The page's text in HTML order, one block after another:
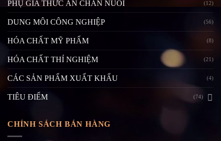
PHỤ GIA THỨC ĂN CHĂN NUÔI (12)
DUNG MÔI CÔNG NGHIỆP (56)
HÓA CHẤT MỸ PHẨM (8)
HÓA CHẤT THÍ NGHIỆM (21)
CÁC SẢN PHẨM XUẤT KHẨU (4)
TIÊU ĐIỂM (74)
CHÍNH SÁCH BÁN HÀNG